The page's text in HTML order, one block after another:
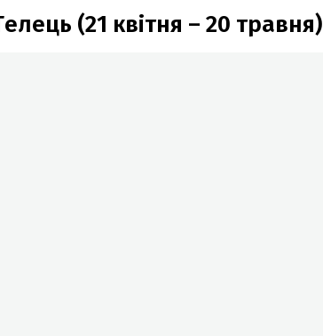
(21 квітня – 20 травня)